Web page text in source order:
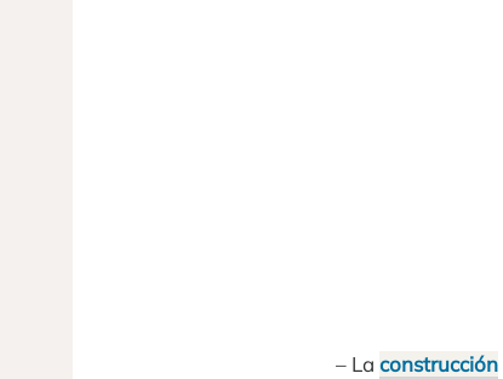
– La construcción